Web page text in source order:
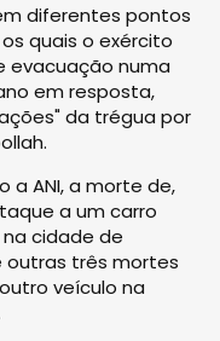
diferentes pontos
quais o exército
evacuação numa
em resposta,
da trégua por
a ANI, a morte de,
a um carro
cidade de
outras três mortes
veículo na